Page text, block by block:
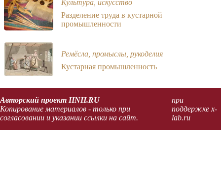
Культура, искусство
Разделение труда в кустарной
промышленности
Ремёсла, промыслы, рукоделия
Кустарная промышленность
Авторский проект HNH.RU
Копирование материалов - только при
согласовании и указании ссылки на сайт.
при
поддержке x-
lab.ru